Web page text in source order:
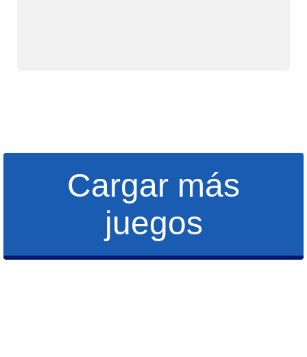
Cargar más
juegos